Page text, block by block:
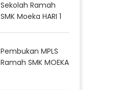
Sekolah Ramah
SMK Moeka HARI 1
Pembukan MPLS
Ramah SMK MOEKA